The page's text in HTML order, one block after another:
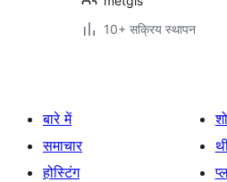
10+ सक्रिय स्थापन
बारे में
समाचार
होस्टिंग